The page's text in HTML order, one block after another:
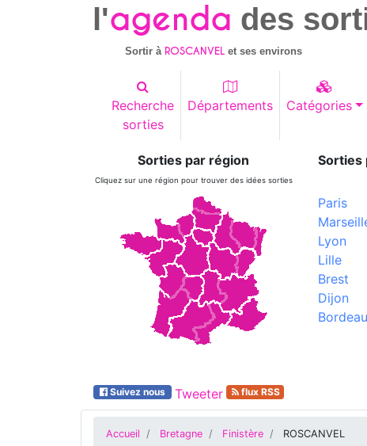
l'agenda des
Sortir à ROSCANVEL et ses environs
Recherche
sorties
Départements Catégories
Sorties par région
Cliquez sur une région pour trouver des idées sorties
Sorties
Paris
Lyon
Lille
Brest
Dijon
Suivez nous Tweeter flux RSS
Accueil Bretagne Finistère ROSCANVEL